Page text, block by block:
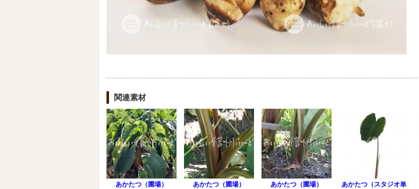
関連素材
あかたつ（圃場） あかたつ（圃場） あかたつ（圃場）
あかたつ（スタジオ単